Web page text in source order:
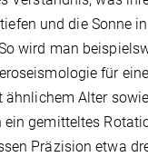
und die Sonne
wird man
für
ähnlichem Alter
ein gemitteltes
Präzision etwa